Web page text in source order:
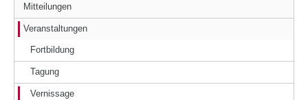
Mitteilungen
Veranstaltungen
Fortbildung
Tagung
Vernissage